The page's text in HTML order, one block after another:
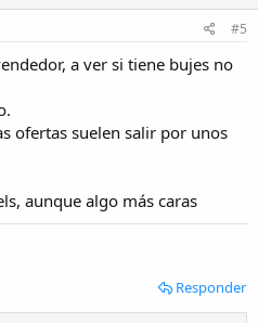
#5
a ver si tiene bujes no
ofertas suelen salir por unos
aunque algo más caras
Responder